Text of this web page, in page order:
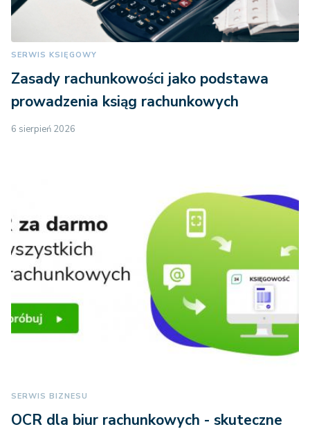
SERWIS KSIĘGOWY
Zasady rachunkowości jako podstawa
prowadzenia ksiąg rachunkowych
6 sierpień 2026
SERWIS BIZNESU
OCR dla biur rachunkowych - skuteczne